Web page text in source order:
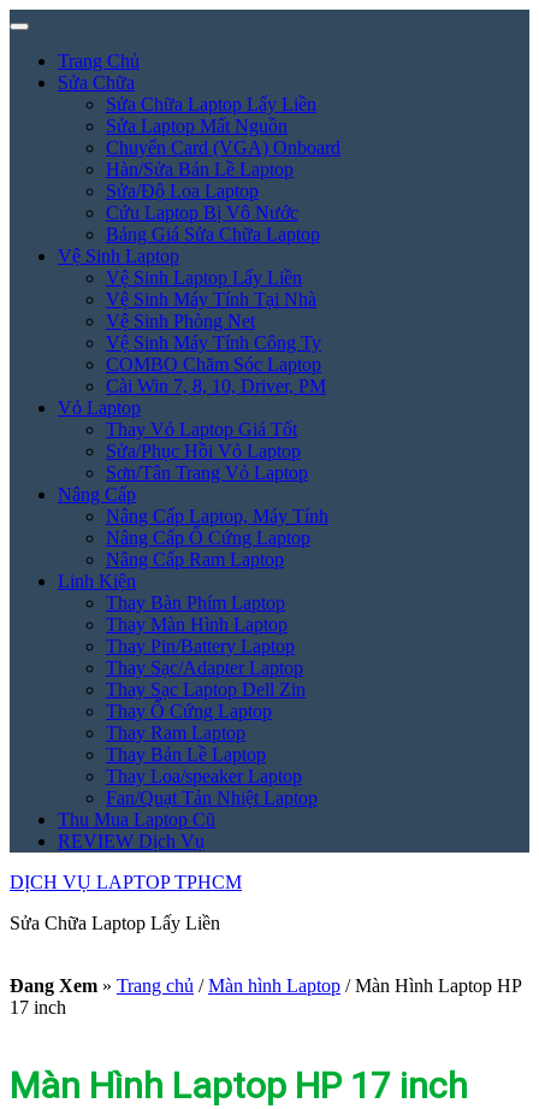
Trang Chủ
Sửa Chữa
Sửa Chữa Laptop Lấy Liền
Sửa Laptop Mất Nguồn
Chuyển Card (VGA) Onboard
Hàn/Sửa Bản Lề Laptop
Sửa/Độ Loa Laptop
Cứu Laptop Bị Vô Nước
Bảng Giá Sửa Chữa Laptop
Vệ Sinh Laptop
Vệ Sinh Laptop Lấy Liền
Vệ Sinh Máy Tính Tại Nhà
Vệ Sinh Phòng Net
Vệ Sinh Máy Tính Công Ty
COMBO Chăm Sóc Laptop
Cài Win 7, 8, 10, Driver, PM
Vỏ Laptop
Thay Vỏ Laptop Giá Tốt
Sửa/Phục Hồi Vỏ Laptop
Sơn/Tân Trang Vỏ Laptop
Nâng Cấp
Nâng Cấp Laptop, Máy Tính
Nâng Cấp Ổ Cứng Laptop
Nâng Cấp Ram Laptop
Linh Kiện
Thay Bàn Phím Laptop
Thay Màn Hình Laptop
Thay Pin/Battery Laptop
Thay Sạc/Adapter Laptop
Thay Sạc Laptop Dell Zin
Thay Ổ Cứng Laptop
Thay Ram Laptop
Thay Bản Lề Laptop
Thay Loa/speaker Laptop
Fan/Quạt Tản Nhiệt Laptop
Thu Mua Laptop Cũ
REVIEW Dịch Vụ
DỊCH VỤ LAPTOP TPHCM
Sửa Chữa Laptop Lấy Liền
Đang Xem » Trang chủ / Màn hình Laptop /Màn Hình Laptop HP
17 inch
Màn Hình Laptop HP 17 inch